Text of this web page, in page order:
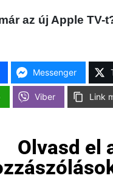
az új Apple TV-
Messenger
Viber Link
Olvasd el